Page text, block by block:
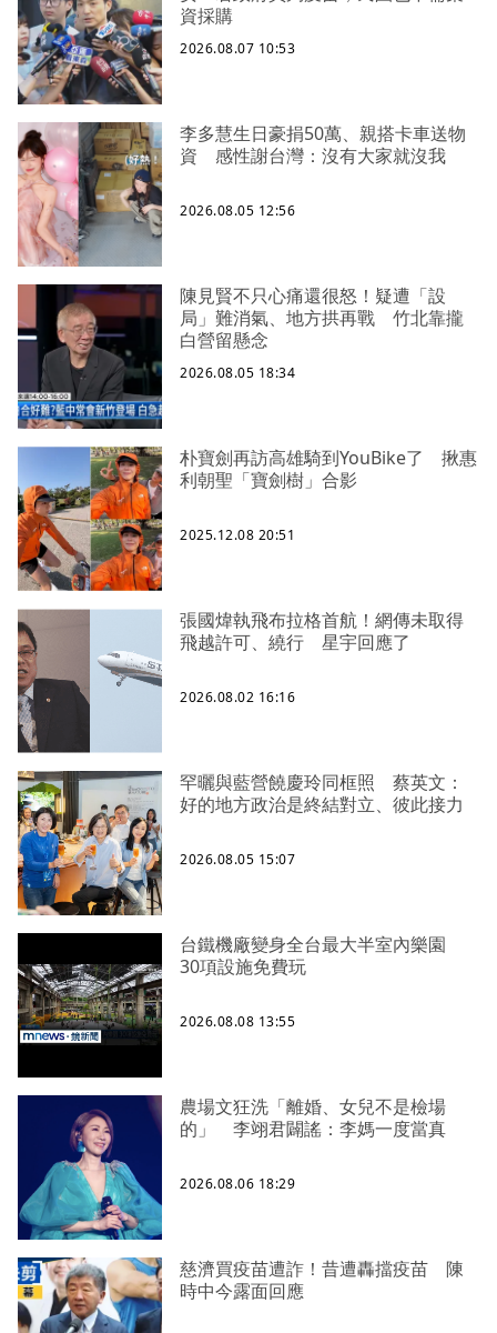
資採購
2026.08.07 10:53
李多慧生日豪捐50萬、親搭卡車送物
資 感性謝台灣：沒有大家就沒我
2026.08.05 12:56
陳見賢不只心痛還很怒！疑遭「設
局」難消氣、地方拱再戰 竹北靠攏
白營留懸念
2026.08.05 18:34
朴寶劍再訪高雄騎到YouBike了 揪惠
利朝聖「寶劍樹」合影
2025.12.08 20:51
張國煒執飛布拉格首航！網傳未取得
飛越許可、繞行 星宇回應了
2026.08.02 16:16
罕曬與藍營饒慶玲同框照 蔡英文：
好的地方政治是終結對立、彼此接力
2026.08.05 15:07
台鐵機廠變身全台最大半室內樂園
30項設施免費玩
2026.08.08 13:55
農場文狂洗「離婚、女兒不是檢場
的」 李翊君闢謠：李媽一度當真
2026.08.06 18:29
慈濟買疫苗遭詐！昔遭轟擋疫苗 陳
時中今露面回應